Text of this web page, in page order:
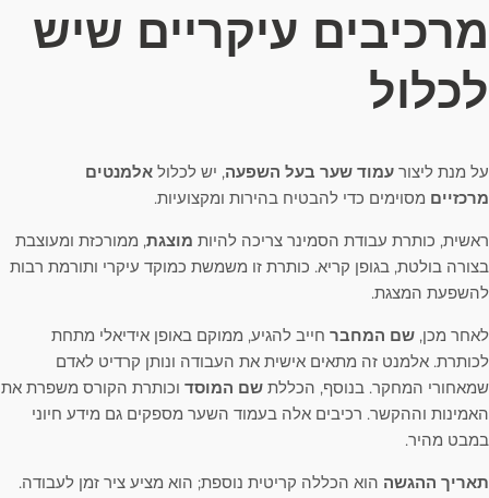
מרכיבים עיקריים שיש
לכלול
על מנת ליצור עמוד שער בעל השפעה, יש לכלול אלמנטים
מרכזיים מסוימים כדי להבטיח בהירות ומקצועיות.
ראשית, כותרת עבודת הסמינר צריכה להיות מוצגת, ממורכזת ומעוצבת
בצורה בולטת, בגופן קריא. כותרת זו משמשת כמוקד עיקרי ותורמת רבות
להשפעת המצגת.
לאחר מכן, שם המחבר חייב להגיע, ממוקם באופן אידיאלי מתחת
לכותרת. אלמנט זה מתאים אישית את העבודה ונותן קרדיט לאדם
שמאחורי המחקר. בנוסף, הכללת שם המוסד וכותרת הקורס משפרת את
האמינות וההקשר. רכיבים אלה בעמוד השער מספקים גם מידע חיוני
במבט מהיר.
תאריך ההגשה הוא הכללה קריטית נוספת; הוא מציע ציר זמן לעבודה.